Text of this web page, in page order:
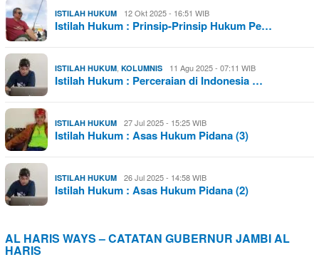
ISTILAH HUKUM 12 Okt 2025 - 16:51 WIB
Istilah Hukum : Prinsip-Prinsip Hukum Pe…
ISTILAH HUKUM, KOLUMNIS 11 Agu 2025 - 07:11 WIB
Istilah Hukum : Perceraian di Indonesia …
ISTILAH HUKUM 27 Jul 2025 - 15:25 WIB
Istilah Hukum : Asas Hukum Pidana (3)
ISTILAH HUKUM 26 Jul 2025 - 14:58 WIB
Istilah Hukum : Asas Hukum Pidana (2)
AL HARIS WAYS – CATATAN GUBERNUR JAMBI AL
HARIS